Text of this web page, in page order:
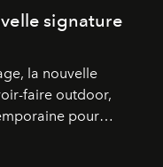
signature
la nouvelle
faire outdoor,
pour